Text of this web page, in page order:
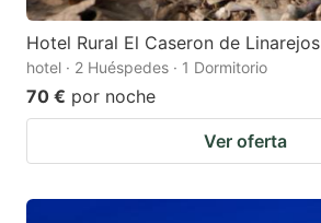
Hotel Rural El Caseron de Linarejos
hotel · 2 Huéspedes · 1 Dormitorio
70 € por noche
Ver oferta